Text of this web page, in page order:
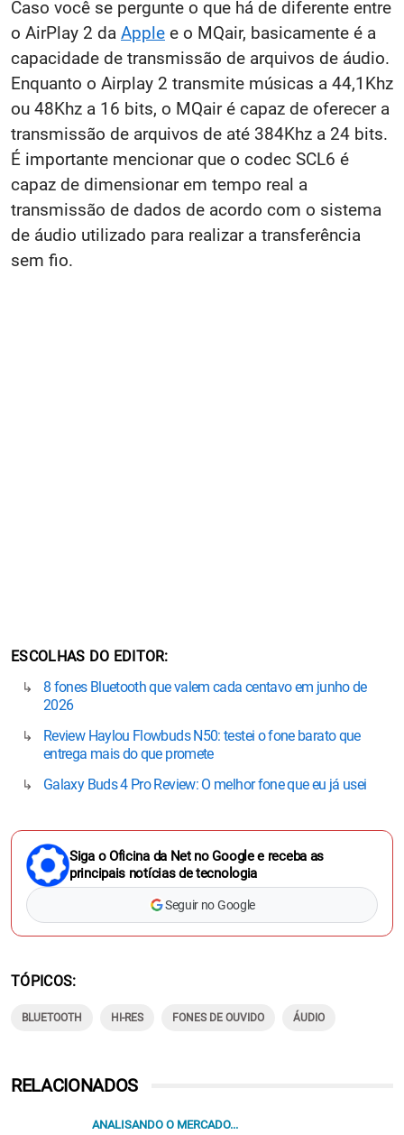
Caso você se pergunte o que há de diferente entre
o AirPlay 2 da Apple e o MQair, basicamente é a
capacidade de transmissão de arquivos de áudio.
Enquanto o Airplay 2 transmite músicas a 44,1Khz
ou 48Khz a 16 bits, o MQair é capaz de oferecer a
transmissão de arquivos de até 384Khz a 24 bits.
É importante mencionar que o codec SCL6 é
capaz de dimensionar em tempo real a
transmissão de dados de acordo com o sistema
de áudio utilizado para realizar a transferência
sem fio.
ESCOLHAS DO EDITOR
8 fones Bluetooth que valem cada centavo em junho de
2026
Review Haylou Flowbuds N50: testei o fone barato que
entrega mais do que promete
Galaxy Buds 4 Pro Review: O melhor fone que eu já usei
Siga o Oficina da Net no Google e receba as
principais notícias de tecnologia
Seguir no Google
TÓPICOS
BLUETOOTH HI-RES FONES DE OUVIDO ÁUDIO
RELACIONADOS
ANALISANDO O MERCADO...